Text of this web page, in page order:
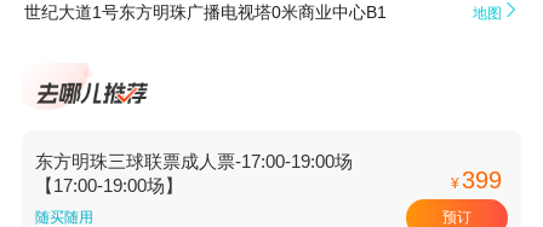
世纪大道1号东方明珠广播电视塔0米商业中心B1 地图 
东方明珠三球联票成人票-17:00-19:00场
【17:00-19:00场】
随买随用
¥399
预订